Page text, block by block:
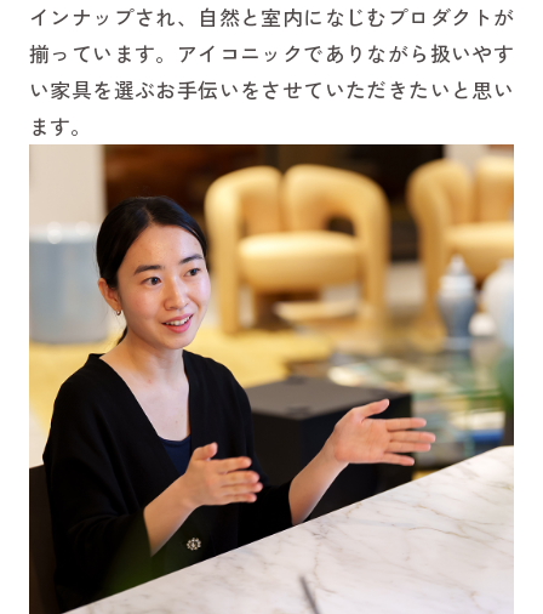
インナップされ、自然と室内になじむプロダクトが
揃っています。アイコニックでありながら扱いやす
い家具を選ぶお手伝いをさせていただきたいと思い
ます。